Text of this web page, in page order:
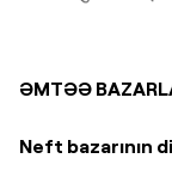
ƏMTƏƏ
Neft bazarının